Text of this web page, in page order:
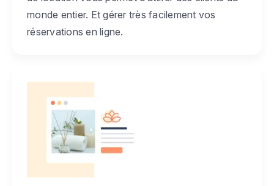
monde entier. Et gérer très facilement vos
réservations en ligne.